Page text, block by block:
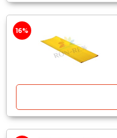
16%